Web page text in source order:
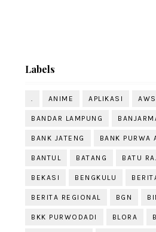
Labels
. ANIME APLIKASI AWS
BANDAR LAMPUNG
BANK JATENG BANK PURWA
BANTUL BATANG BATU
BEKASI BENGKULU
BERITA REGIONAL BGN
BKK PURWODADI BLORA